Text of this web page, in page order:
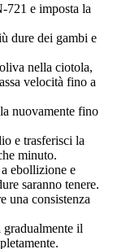
721 e imposta la
dure dei gambi e
nella ciotola,
velocità fino a
nuovamente fino
e trasferisci la
minuto.
ebollizione e
saranno tenere.
una consistenza
gradualmente il